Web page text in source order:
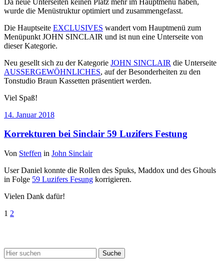
wurde die Menüstruktur optimiert und zusammengefasst.
Die Hauptseite EXCLUSIVES wandert vom Hauptmenü zum
Menüpunkt JOHN SINCLAIR und ist nun eine Unterseite von
dieser Kategorie.
Neu gesellt sich zu der Kategorie JOHN SINCLAIR die Unterseite
AUSSERGEWÖHNLICHES, auf der Besonderheiten zu den
Tonstudio Braun Kassetten präsentiert werden.
Viel Spaß!
14. Januar 2018
Korrekturen bei Sinclair 59 Luzifers Festung
Von Steffen in John Sinclair
User Daniel konnte die Rollen des Spuks, Maddox und des Ghouls
in Folge 59 Luzifers Fesung korrigieren.
Vielen Dank dafür!
Seitennummerierung
1 2